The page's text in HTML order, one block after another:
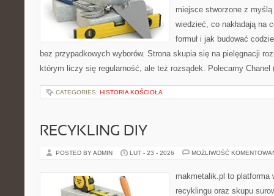
miejsce stworzone z
wiedzieć, co nakładają na
formuł i jak budować
bez przypadkowych wyborów. Strona skupia się na pielęgnacji
którym liczy się regularność, ale też rozsądek. Polecamy
CATEGORIES: HISTORIA KOŚCIOŁA
RECYKLING DIY
POSTED BY ADMIN LUT - 23 - 2026 MOŻLIWOŚĆ
makmetalik.pl to platforma
recyklingu oraz skupu